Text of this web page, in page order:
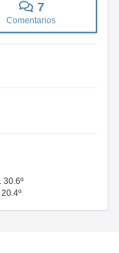
7
Comentarios
30.6º